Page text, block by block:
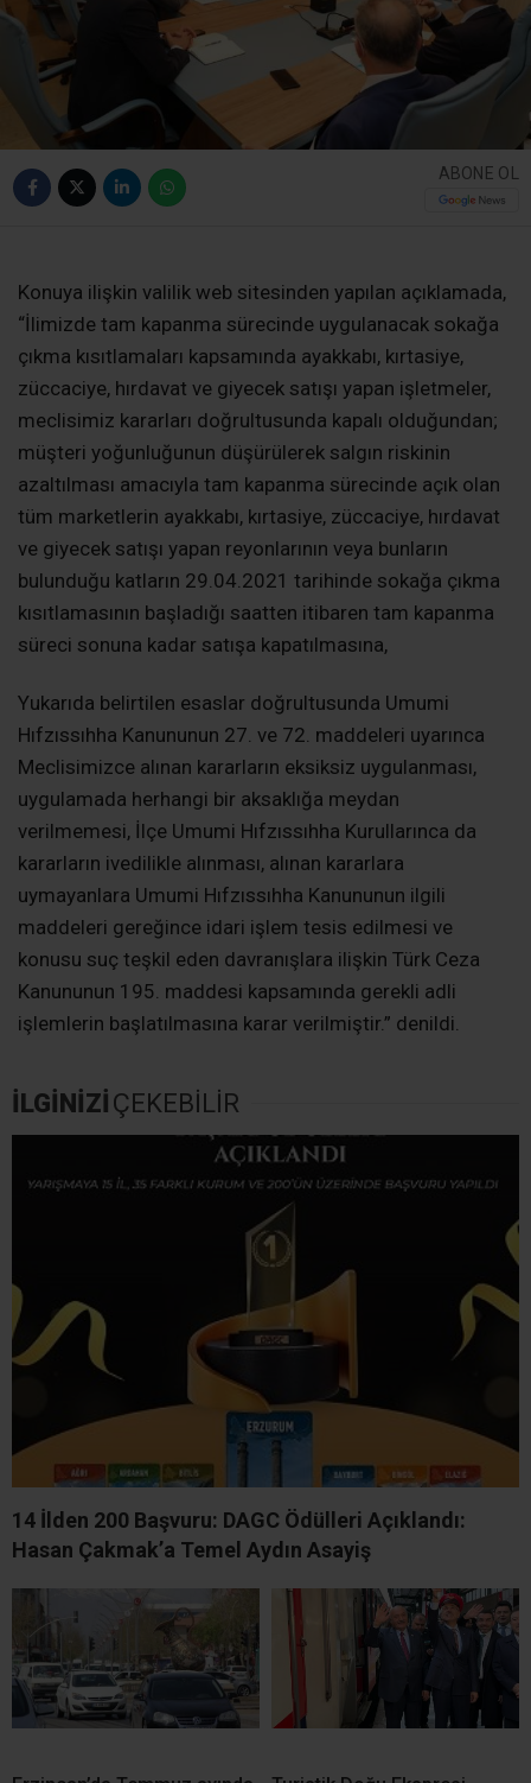
ABONE OL
Konuya ilişkin valilik web sitesinden yapılan açıklamada,
“İlimizde tam kapanma sürecinde uygulanacak sokağa
çıkma kısıtlamaları kapsamında ayakkabı, kırtasiye,
züccaciye, hırdavat ve giyecek satışı yapan işletmeler,
meclisimiz kararları doğrultusunda kapalı olduğundan;
müşteri yoğunluğunun düşürülerek salgın riskinin
azaltılması amacıyla tam kapanma sürecinde açık olan
tüm marketlerin ayakkabı, kırtasiye, züccaciye, hırdavat
ve giyecek satışı yapan reyonlarının veya bunların
bulunduğu katların 29.04.2021 tarihinde sokağa çıkma
kısıtlamasının başladığı saatten itibaren tam kapanma
süreci sonuna kadar satışa kapatılmasına,
Yukarıda belirtilen esaslar doğrultusunda Umumi
Hıfzıssıhha Kanununun 27. ve 72. maddeleri uyarınca
Meclisimizce alınan kararların eksiksiz uygulanması,
uygulamada herhangi bir aksaklığa meydan
verilmemesi, İlçe Umumi Hıfzıssıhha Kurullarınca da
kararların ivedilikle alınması, alınan kararlara
uymayanlara Umumi Hıfzıssıhha Kanununun ilgili
maddeleri gereğince idari işlem tesis edilmesi ve
konusu suç teşkil eden davranışlara ilişkin Türk Ceza
Kanununun 195. maddesi kapsamında gerekli adli
işlemlerin başlatılmasına karar verilmiştir.” denildi.
İLGİNİZİ ÇEKEBİLİR
14 İlden 200 Başvuru: DAGC Ödülleri Açıklandı:
Hasan Çakmak’a Temel Aydın Asayiş